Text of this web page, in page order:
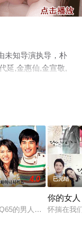
未知导演执导，朴
延,金惠仙,金宣敬,
剧，手机免费观看
等平台了解。
只想生孩子的39岁单
4.0
的男人拥有超过
已完结
你的女人
怀揣在我